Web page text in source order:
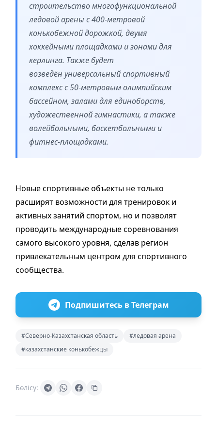
строительство многофункциональной
ледовой арены с 400-метровой
конькобежной дорожкой, двумя
хоккейными площадками и зонами для
керлинга. Также будет
возведён универсальный спортивный
комплекс с 50-метровым олимпийским
бассейном, залами для единоборств,
художественной гимнастики, а также
волейбольными, баскетбольными и
фитнес-площадками.
Новые спортивные объекты не только
расширят возможности для тренировок и
активных занятий спортом, но и позволят
проводить международные соревнования
самого высокого уровня, сделав регион
привлекательным центром для спортивного
сообщества.
Подпишитесь в Телеграм
#Северно-Казахстанская область
#ледовая арена
#казахстанские конькобежцы
Бөлісу: